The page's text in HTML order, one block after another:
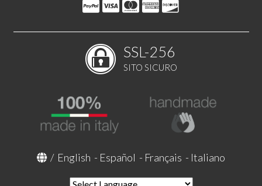
SSL-256
SITO SICURO
/ English - Español - Français - Italiano